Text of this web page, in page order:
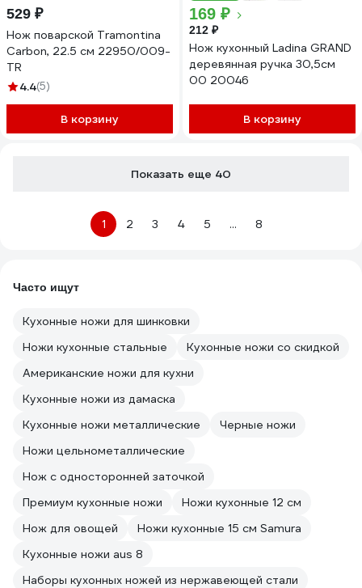
529 ₽
Нож поварской Tramontina
Carbon, 22.5 см 22950/009-
TR
4.4(5)
В корзину
169 ₽
212 ₽
Нож кухонный Ladina GRAND
деревянная ручка 30,5см
00 20046
В корзину
Показать еще 40
1 2 3 4 5 ... 8
Часто ищут
Кухонные ножи для шинковки
Ножи кухонные стальные
Кухонные ножи со скидкой
Американские ножи для кухни
Кухонные ножи из дамаска
Кухонные ножи металлические
Черные ножи
Ножи цельнометаллические
Нож с односторонней заточкой
Премиум кухонные ножи
Ножи кухонные 12 см
Нож для овощей
Ножи кухонные 15 см Samura
Кухонные ножи aus 8
Наборы кухонных ножей из нержавеющей стали